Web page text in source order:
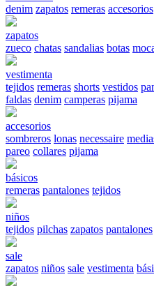
denim zapatos remeras accesorios
zapatos
zueco chatas sandalias botas
vestimenta
tejidos remeras shorts vestidos
faldas denim camperas pijama
accesorios
sombreros lonas necessaire
pareo collares pijama
básicos
remeras pantalones tejidos
niños
tejidos pilchas zapatos pantalones
sale
zapatos niños sale vestimenta